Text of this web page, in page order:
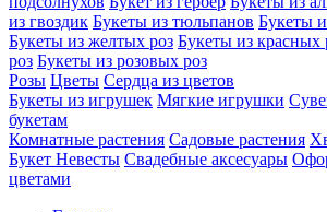
из гвоздик Букеты из тюльпанов Букеты
Букеты из желтых роз Букеты из красных
роз Букеты из розовых роз
Розы Цветы Сердца из цветов
Букеты из игрушек Мягкие игрушки
букетам
Комнатные растения Садовые растения
Букет Невесты Свадебные аксесуары
цветами